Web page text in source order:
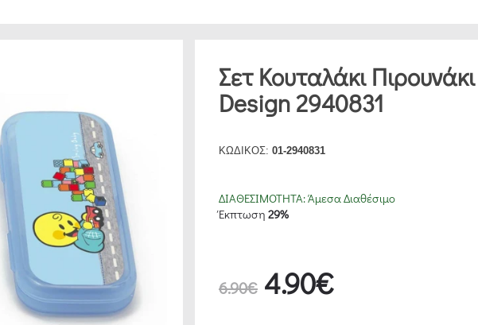
Σετ Κουταλάκι
Design 2940831
ΚΩΔΙΚΟΣ: 01-2940831
ΔΙΑΘΕΣΙΜΟΤΗΤΑ:Άμεσα Διαθέσιμο
Έκπτωση 29%
6.90€ 4.90€